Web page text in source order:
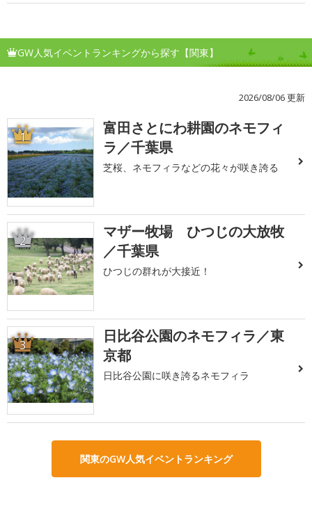
GW人気イベントランキングから探す【関東】
2026/08/06 更新
1
富田さとにわ耕園のネモフィ
ラ／千葉県
芝桜、ネモフィラなどの花々が咲き誇る
2
マザー牧場 ひつじの大放牧
／千葉県
ひつじの群れが大接近！
3
日比谷公園のネモフィラ／東
京都
日比谷公園に咲き誇るネモフィラ
関東のGW人気イベントランキング